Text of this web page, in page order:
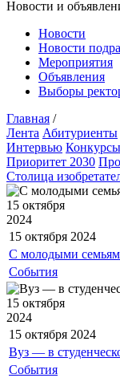
Новости и
Новости
Новости
Мероприятия
Объявления
Выборы
Главная /
Лента Абитуриенты
Интервью Конкурсы
Приоритет 2030
Столица
15 октября
2024
15 октября 2024
С молодыми
События
15 октября
2024
15 октября 2024
Вуз — в
События